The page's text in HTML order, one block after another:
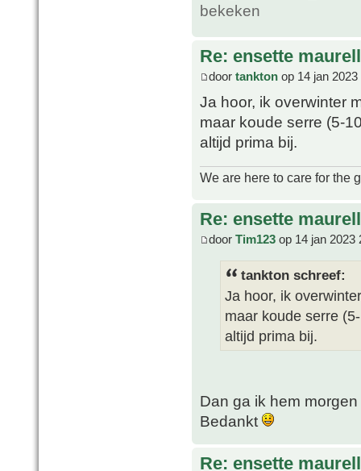
bekeken
Re: ensette
door tankton op 14 jan 2023
Ja hoor, ik overwinter
maar koude serre (5-
altijd prima bij.
We are here to care for the
Re: ensette
door Tim123 op 14 jan 2023
tankton schreef:
Ja hoor, ik
maar koude serre
altijd prima bij.
Dan ga ik hem
Bedankt
Re: ensette